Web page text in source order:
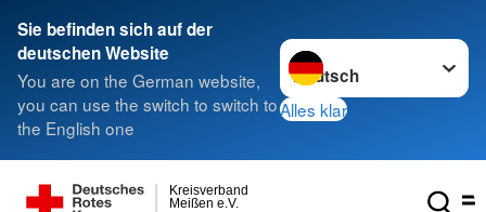
Sie befinden sich auf der
deutschen Website
You are on the German website,
you can use the switch to switch to
the English one
Sprache wechseln zu
Alles klar
Meißen e.V.
Kreisverband